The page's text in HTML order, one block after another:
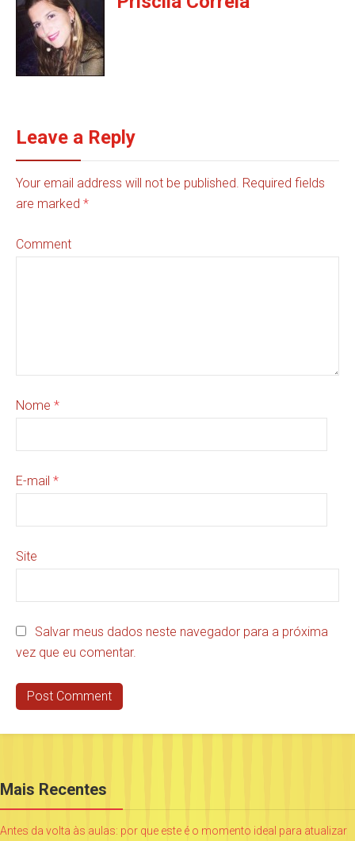
Leave a Reply
Your email address will not be published. Required fields
are marked *
Comment
Nome *
E-mail *
Site
Salvar meus dados neste navegador para a próxima
vez que eu comentar.
Mais Recentes
Antes da volta às aulas: por que este é o momento ideal para atualizar